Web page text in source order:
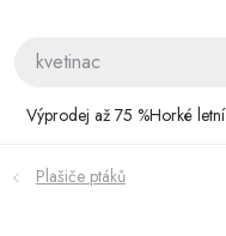
Výprodej až 75 %Horké
Bazénová sezóna
Zahrada
Plašiče ptáků